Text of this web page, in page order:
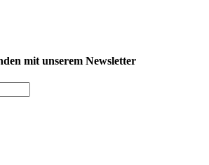
mit unserem Newsletter